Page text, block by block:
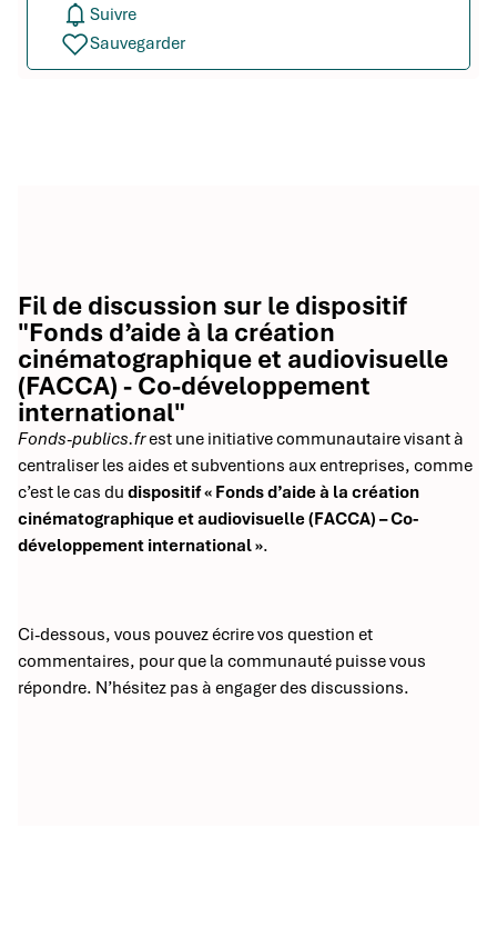
Suivre
Sauvegarder
Fil de discussion sur le dispositif
"Fonds d’aide à la création
cinématographique et audiovisuelle
(FACCA) - Co-développement
international"
Fonds-publics.frest une initiative communautaire visant à
centraliser les aides et subventions aux entreprises, comme
c’est le cas du dispositif « Fonds d’aide à la création
cinématographique et audiovisuelle (FACCA) – Co-
développement international ».
Ci-dessous, vous pouvez écrire vos question et
commentaires, pour que la communauté puisse vous
répondre. N’hésitez pas à engager des discussions.